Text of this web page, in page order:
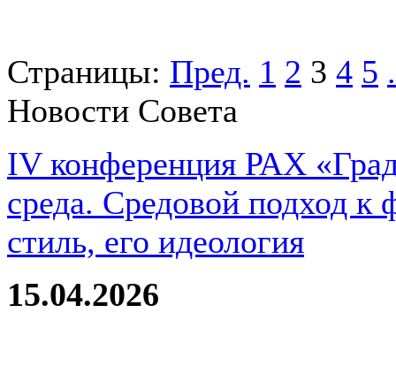
Страницы: Пред. 1 2 3 4 5
Новости Совета
IV конференция РАХ
среда. Средовой подход
стиль, его идеология
15.04.2026